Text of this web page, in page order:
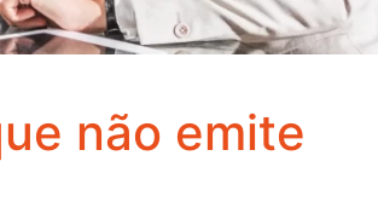
não emite